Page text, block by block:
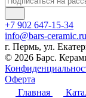
+7 902 647-15-34
info@bars-ceramic.ru
г. Пермь, ул.
© 2026 Барс.
Оферта
Главная